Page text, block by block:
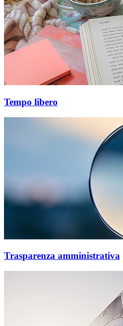
Tempo libero
Trasparenza amministrativa